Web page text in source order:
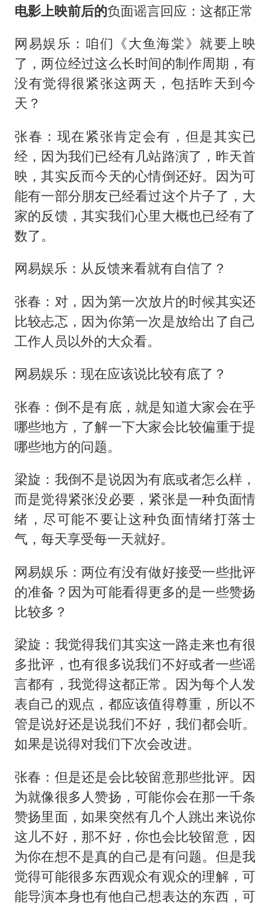
电影上映前后的负面谣言回应：这都正常
网易娱乐：咱们《大鱼海棠》就要上映
了，两位经过这么长时间的制作周期，有
没有觉得很紧张这两天，包括昨天到今
天？
张春：现在紧张肯定会有，但是其实已
经，因为我们已经有几站路演了，昨天首
映，其实反而今天的心情倒还好。因为可
能有一部分朋友已经看过这个片子了，大
家的反馈，其实我们心里大概也已经有了
数了。
网易娱乐：从反馈来看就有自信了？
张春：对，因为第一次放片的时候其实还
比较忐忑，因为你第一次是放给出了自己
工作人员以外的大众看。
网易娱乐：现在应该说比较有底了？
张春：倒不是有底，就是知道大家会在乎
哪些地方，了解一下大家会比较偏重于提
哪些地方的问题。
梁旋：我倒不是说因为有底或者怎么样，
而是觉得紧张没必要，紧张是一种负面情
绪，尽可能不要让这种负面情绪打落士
气，每天享受每一天就好。
网易娱乐：两位有没有做好接受一些批评
的准备？因为可能看得更多的是一些赞扬
比较多？
梁旋：我觉得我们其实这一路走来也有很
多批评，也有很多说我们不好或者一些谣
言都有，我觉得这都正常。因为每个人发
表自己的观点，都应该值得尊重，所以不
管是说好还是说我们不好，我们都会听。
如果是说得对我们下次会改进。
张春：但是还是会比较留意那些批评。因
为就像很多人赞扬，可能你会在那一千条
赞扬里面，如果突然有几个人跳出来说你
这儿不好，那不好，你也会比较留意，因
为你在想不是真的自己是有问题。但是我
觉得可能很多东西观众有观众的理解，可
能导演本身也有他自己想表达的东西，可